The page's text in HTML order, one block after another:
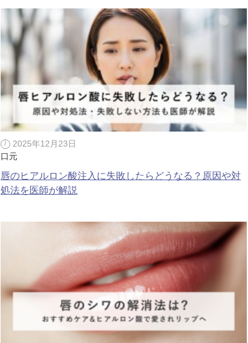
ヴェルベットスキン
ケミカルピーリング
電気焼灼器（モノポーラー）
サクセンダ・リベルサス
脂肪溶解注射（メソセラピー）
ボトックス注射 （多汗症）
小陰唇縮小術
サイトカイン（ベビースキン）点滴
2025年12月23日
口元
唇のヒアルロン酸注入に失敗したらどうなる？原因や対
処法を医師が解説